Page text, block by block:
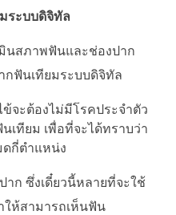
ระบบดิจิทัล
นสภาพฟันและช่องปาก
กฟันเทียมระบบดิจิทัล
จะต้องไม่มีโรคประจำตัว
เทียม เพื่อที่จะได้ทราบว่า
ดกี่ตำแหน่ง
ก ซึ่งเดี๋ยวนี้หลายที่จะใช้
ห้สามารถเห็นฟัน